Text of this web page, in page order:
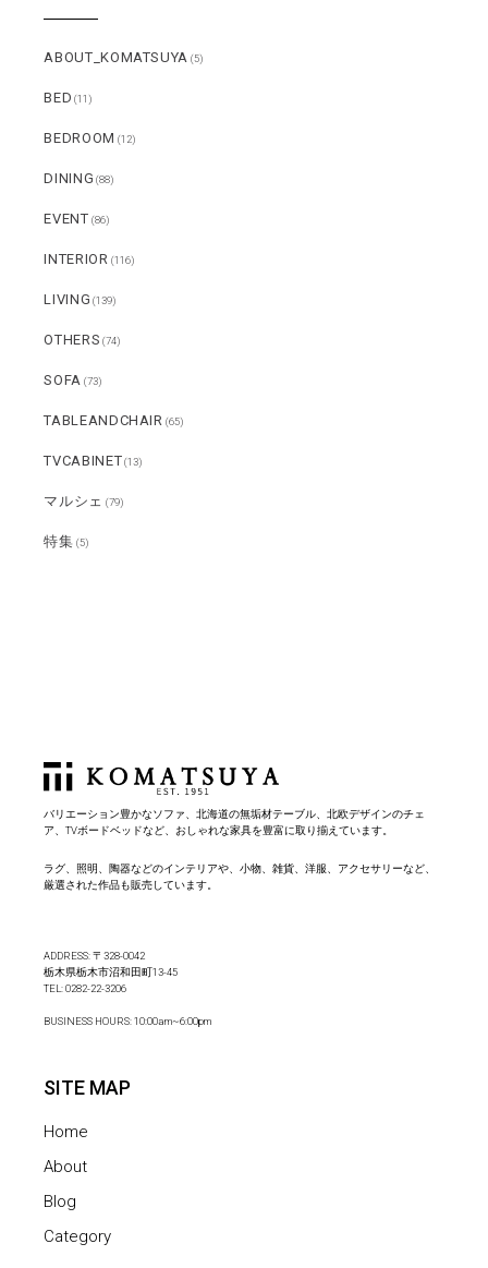
ABOUT_KOMATSUYA (5)
BED (11)
BEDROOM (12)
DINING (88)
EVENT (86)
INTERIOR (116)
LIVING (139)
OTHERS (74)
SOFA (73)
TABLEANDCHAIR (65)
TVCABINET(13)
マルシェ (79)
特集 (5)
バリエーション豊かなソファ、北海道の無垢材テーブル、北欧デザインのチェ
ア、TVボードベッドなど、おしゃれな家具を豊富に取り揃えています。
ラグ、照明、陶器などのインテリアや、小物、雑貨、洋服、アクセサリーなど、
厳選された作品も販売しています。
ADDRESS: 〒328-0042
栃木県栃木市沼和田町13-45
TEL:0282-22-3206
BUSINESS HOURS: 10:00am~6:00pm
SITE MAP
Home
About
Blog
Category